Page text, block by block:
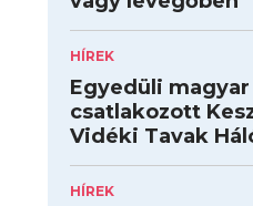
HÍREK
Egyedüli
csatlakozott
Vidéki Tavak
HÍREK